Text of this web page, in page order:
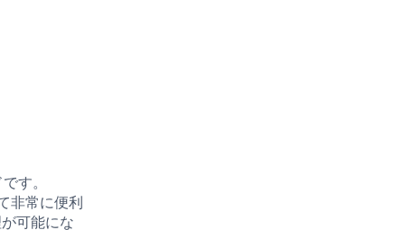
す。
非常に便利
可能にな